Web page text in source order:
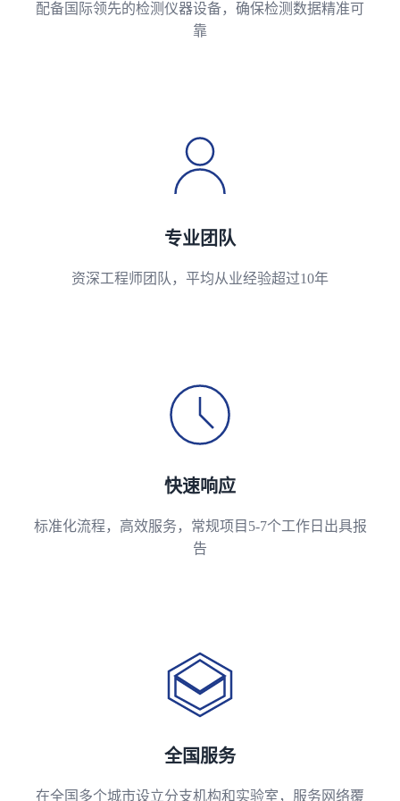
配备国际领先的检测仪器设备，确保检测数据精准可
靠
专业团队
资深工程师团队，平均从业经验超过10年
快速响应
标准化流程，高效服务，常规项目5-7个工作日出具报
告
全国服务
在全国多个城市设立分支机构和实验室，服务网络覆